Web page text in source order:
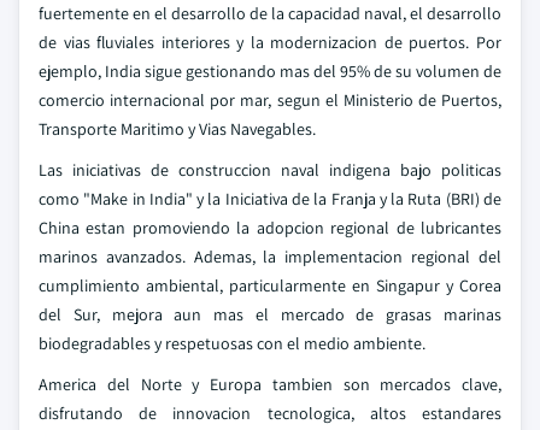
fuertemente en el desarrollo de la capacidad naval, el desarrollo
de vias fluviales interiores y la modernizacion de puertos. Por
ejemplo, India sigue gestionando mas del 95% de su volumen de
comercio internacional por mar, segun el Ministerio de Puertos,
Transporte Maritimo y Vias Navegables.
Las iniciativas de construccion naval indigena bajo politicas
como "Make in India" y la Iniciativa de la Franja y la Ruta (BRI) de
China estan promoviendo la adopcion regional de lubricantes
marinos avanzados. Ademas, la implementacion regional del
cumplimiento ambiental, particularmente en Singapur y Corea
del Sur, mejora aun mas el mercado de grasas marinas
biodegradables y respetuosas con el medio ambiente.
America del Norte y Europa tambien son mercados clave,
disfrutando de innovacion tecnologica, altos estandares